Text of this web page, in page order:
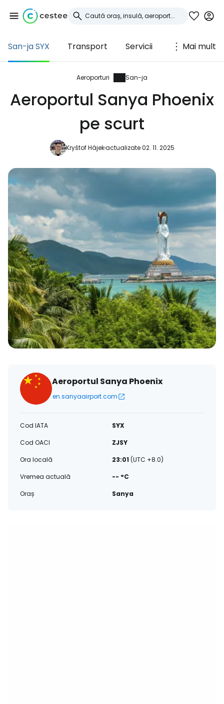
San-ja SYX Transport Servicii Mai mult
Aeroporturi San-ja
Aeroportul Sanya Phoenix
pe scurt
Kryštof Hájekactualizate 02. 11. 2025
Aeroportul Sanya Phoenix
en.sanyaairport.com
Cod IATA
SYX
Cod OACI
ZJSY
Ora locală
23:01 (UTC +8.0)
Vremea actuală
-- °C
Oraș
Sanya
Conectați-vă la
Cestee
... comunitatea mondială a călătorilor
Continuați cu Google
Continuați cu Facebook
Continuați cu e-mailul